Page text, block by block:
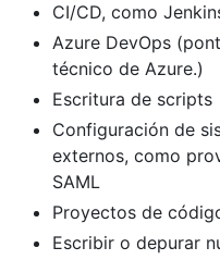
CI/CD, como
Azure DevOps
técnico de Azure.)
Escritura de scripts
Configuración de
externos, como
SAML
Proyectos de
Escribir o depurar